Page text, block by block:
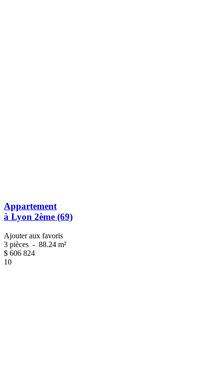
Appartement
à Lyon 2ème (69)
Ajouter aux favoris
3 pièces - 88.24 m²
$ 606 824
10